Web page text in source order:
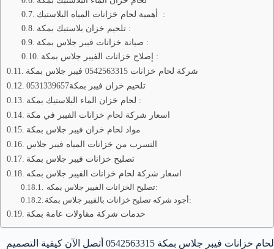
أهمية لحام خزانات المياه البلاستيك :
تلحيم خزان بلاستيك بمكة :
صيانة خزانات فيبر جلاس بمكة :
إصلاح خزانات الفيبر جلاس بمكة :
شركة لحام خزانات 0542563315 فيبر جلاس بمكة
تلحيم خزان فيبر بمكة0531339657
لحام خزان الماء البلاستيك بمكة :
اسعار شركة لحام خزانات الفيبر في مكة
مواد لحام خزان فيبر جلاس بمكة
تصليح خزانات فيبر جلاس بمكة
تصليح الخزانات الفيبر جلاس بمكه:
أجود شركه تصليح خزانات بالفيبر جلاس بمكة:
خدمات شركة مقاولات عامة بمكة
لحام خزانات فيبر جلاس بمكة 0542563315 أتصل الآن كيفية التصميم